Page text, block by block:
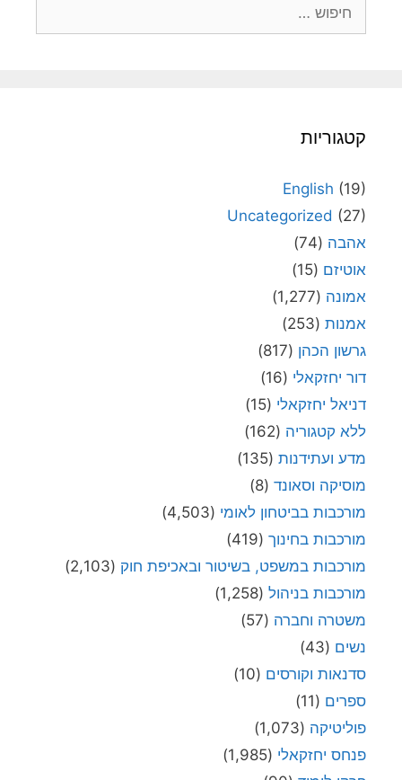
קטגוריות
English (19)
Uncategorized (27)
אהבה (74)
אוטיזם (15)
אמונה (1,277)
אמנות (253)
גרשון הכהן (817)
דור יחזקאלי (16)
דניאל יחזקאלי (15)
ללא קטגוריה (162)
מדע ועתידנות (135)
מוסיקה וסאונד (8)
מורכבות בביטחון לאומי (4,503)
מורכבות בחינוך (419)
מורכבות במשפט, בשיטור ובאכיפת חוק (2,103)
מורכבות בניהול (1,258)
משטרה וחברה (57)
נשים (43)
סדנאות וקורסים (10)
ספרים (11)
פוליטיקה (1,073)
פנחס יחזקאלי (1,985)